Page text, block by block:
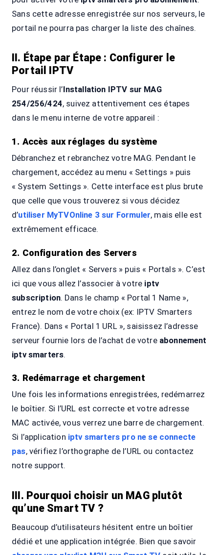
Sans cette adresse enregistrée sur nos serveurs, le
portail ne pourra pas charger la liste des chaînes.
II. Étape par Étape : Configurer le
Portail IPTV
Pour réussir l’ Installation IPTV sur MAG
254/256/424, suivez attentivement ces étapes
dans le menu interne de votre appareil :
1. Accès aux réglages du système
Débranchez et rebranchez votre MAG. Pendant le
chargement, accédez au menu « Settings » puis
« System Settings ». Cette interface est plus brute
que celle que vous trouverez si vous décidez
d’utiliser MyTVOnline 3 sur Formuler, mais elle est
extrêmement efficace.
2. Configuration des Servers
Allez dans l’onglet « Servers » puis « Portals ». C’est
ici que vous allez l’associer à votre iptv
subscription. Dans le champ « Portal 1 Name »,
entrez le nom de votre choix (ex: IPTV Smarters
France). Dans « Portal 1 URL », saisissez l’adresse
serveur fournie lors de l’achat de votre abonnement
iptv smarters.
3. Redémarrage et chargement
Une fois les informations enregistrées, redémarrez
le boîtier. Si l’URL est correcte et votre adresse
MAC activée, vous verrez une barre de chargement.
Si l’application iptv smarters pro ne se connecte
pas, vérifiez l’orthographe de l’URL ou contactez
notre support.
III. Pourquoi choisir un MAG plutôt
qu’une Smart TV ?
Beaucoup d’utilisateurs hésitent entre un boîtier
dédié et une application intégrée. Bien que savoir